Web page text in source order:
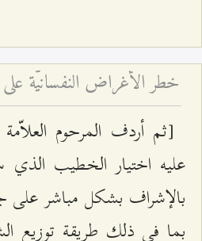
خطر الأغراض النفسانيّة
[ثم أردف المرحوم
عليه اختيار الخطيب الذي
بالإشراف بشكل مباشر على
بما في ذلك طريقة توزيع